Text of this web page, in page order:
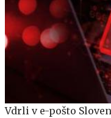
Vdrli v e-pošto